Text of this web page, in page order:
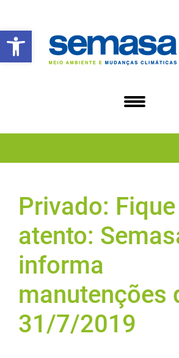
Abrir a barra de ferramentas
Privado: Fique
atento:
informa
manutenções
31/7/2019